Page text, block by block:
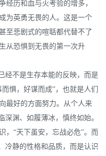
经历和血与火考验的增多，
为英勇无畏的人。这是一个
至悲剧式的喧聒都代替不了
从恐惧到无畏的第一次升
经不是生存本能的反映，而是
惧，好谋而成”，也就是人们
最好的方面努力。从个人来
深渊、如履薄冰，慎终如始。
，“天下虽安，忘战必危”。而
冷静的性格和品质，而是认识